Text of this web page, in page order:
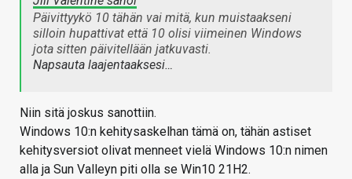
Päivittyykö 10 tähän vai mitä, kun muistaakseni
silloin hupattivat että 10 olisi viimeinen Windows
jota sitten päivitellään jatkuvasti.
Napsauta laajentaaksesi…
Niin sitä joskus sanottiin.
Windows 10:n kehitysaskelhan tämä on, tähän astiset
kehitysversiot olivat menneet vielä Windows 10:n nimen
alla ja Sun Valleyn piti olla se Win10 21H2.